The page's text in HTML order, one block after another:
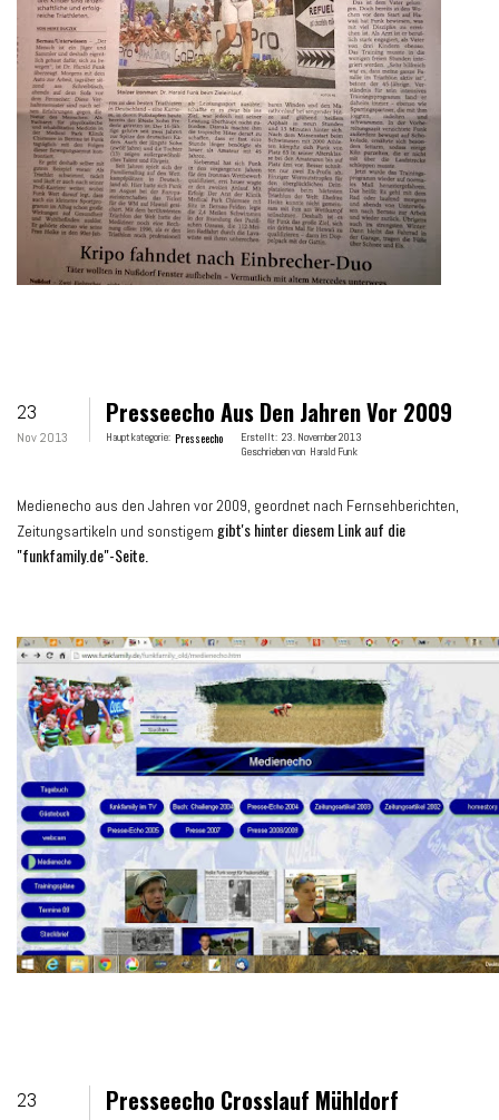
23
Nov 2013
Presseecho Aus Den Jahren Vor 2009
Hauptkategorie: Presseecho Erstellt: 23. November 2013
Geschrieben von Harald Funk
Medienecho aus den Jahren vor 2009, geordnet nach Fernsehberichten,
Zeitungsartikeln und sonstigem gibt's hinter diesem Link auf die
"funkfamily.de"-Seite.
23 Presseecho Crosslauf Mühldorf